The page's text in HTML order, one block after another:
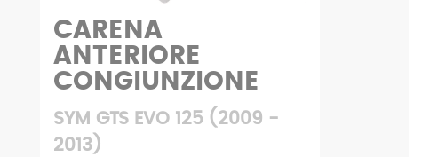
CARENA
ANTERIORE
CONGIUNZIONE
SYM GTS EVO 125 (2009 -
2013)